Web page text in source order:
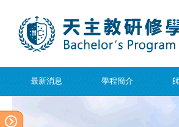
最新消息 學程簡介